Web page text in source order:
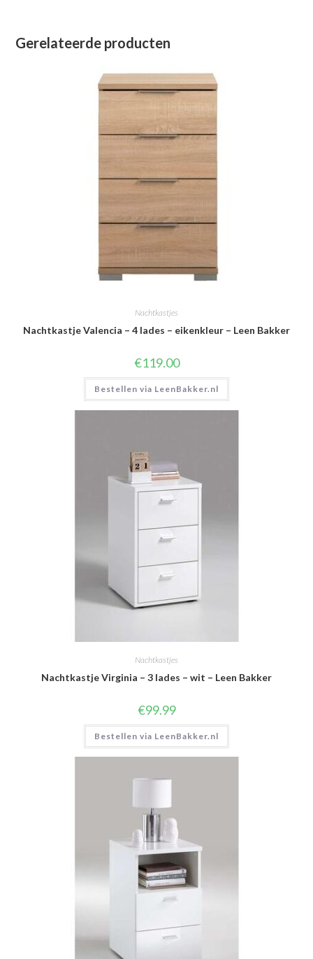
Gerelateerde producten
Nachtkastjes
Nachtkastje Valencia – 4 lades – eikenkleur – Leen Bakker
€119.00
Bestellen via LeenBakker.nl
Nachtkastjes
Nachtkastje Virginia – 3 lades – wit – Leen Bakker
€99.99
Bestellen via LeenBakker.nl